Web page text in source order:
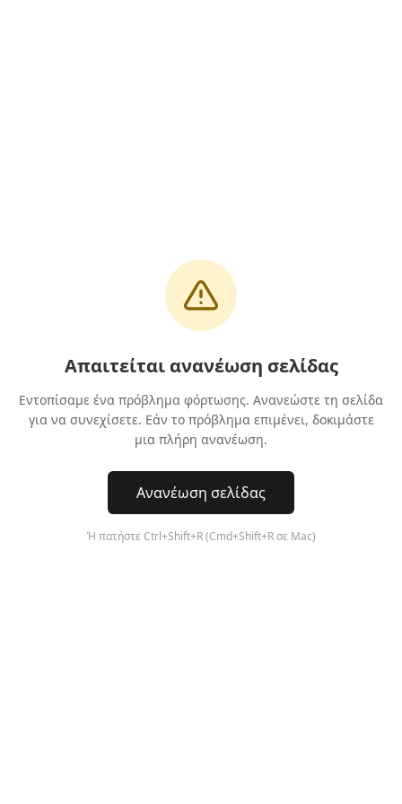
Απαιτείται ανανέωση σελίδας
Εντοπίσαμε ένα πρόβλημα φόρτωσης. Ανανεώστε τη σελίδα
για να συνεχίσετε. Εάν το πρόβλημα επιμένει, δοκιμάστε
μια πλήρη ανανέωση.
Ανανέωση σελίδας
Ή πατήστε Ctrl+Shift+R (Cmd+Shift+R σε Mac)